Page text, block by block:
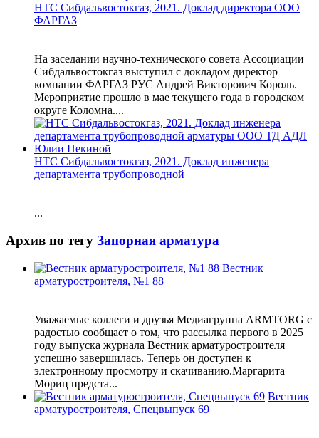
НТС Сибдальвостокгаз, 2021. Доклад директора ООО
ФАРГАЗ
На заседании научно-технического совета Ассоциации
Сибдальвостокгаз выступил с докладом директор
компании ФАРГАЗ РУС Андрей Викторович Король.
Мероприятие прошло в мае текущего года в городском
округе Коломна....
НТС Сибдальвостокгаз, 2021. Доклад инженера
департамента трубопроводной
...
Архив по тегу Запорная арматура
Вестник
арматуростроителя, №1 88
Уважаемые коллеги и друзья Медиагруппа ARMTORG с
радостью сообщает о том, что рассылка первого в 2025
году выпуска журнала Вестник арматуростроителя
успешно завершилась. Теперь он доступен к
электронному просмотру и скачиванию.Маргарита
Мориц предста...
Вестник
арматуростроителя, Спецвыпуск 69